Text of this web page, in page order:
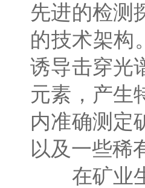
先进的检测
的技术架构
诱导击穿光
元素，产生
内准确测定
以及一些稀
在矿业生